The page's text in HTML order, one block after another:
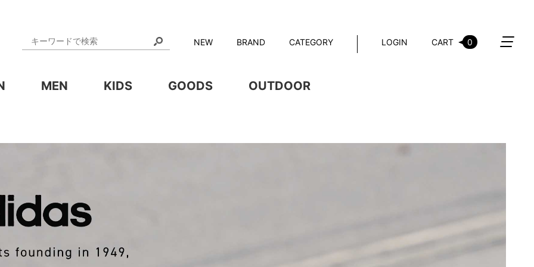
NEW BRAND CATEGORY LOGIN CART 0
MEN KIDS GOODS OUTDOOR